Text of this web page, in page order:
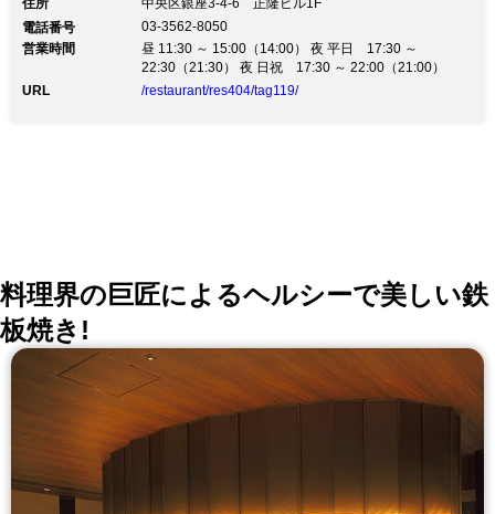
住所
中央区銀座3-4-6 正隆ビル1F
電話番号
03-3562-8050
営業時間
昼 11:30 ～ 15:00（14:00） 夜 平日 17:30 ～
22:30（21:30） 夜 日祝 17:30 ～ 22:00（21:00）
URL
/restaurant/res404/tag119/
料理界の巨匠によるヘルシーで美しい鉄
板焼き!